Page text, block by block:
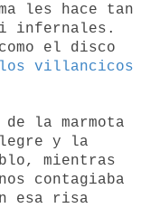
les hace tan
infernales.
el disco
los villancicos
la marmota
y la
mientras
contagiaba
esa risa